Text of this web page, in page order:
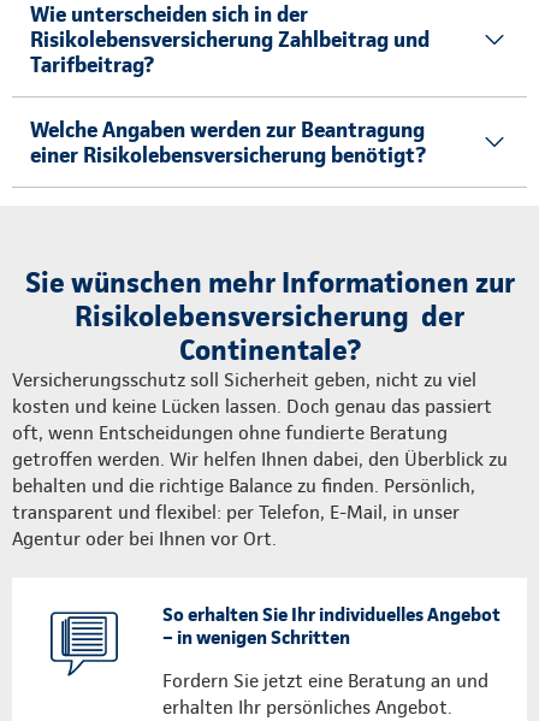
Wie unterscheiden sich in der
Risikolebensversicherung Zahlbeitrag und
Tarifbeitrag?
Welche Angaben werden zur Beantragung
einer Risikolebensversicherung benötigt?
Sie wünschen mehr Informationen zur
Risikolebensversicherung der
Continentale?
Versicherungsschutz soll Sicherheit geben, nicht zu viel
kosten und keine Lücken lassen. Doch genau das passiert
oft, wenn Entscheidungen ohne fundierte Beratung
getroffen werden. Wir helfen Ihnen dabei, den Überblick zu
behalten und die richtige Balance zu finden. Persönlich,
transparent und flexibel: per Telefon, E-Mail, in unser
Agentur oder bei Ihnen vor Ort.
So erhalten Sie Ihr individuelles Angebot
– in wenigen Schritten
Fordern Sie jetzt eine Beratung an und
erhalten Ihr persönliches Angebot.